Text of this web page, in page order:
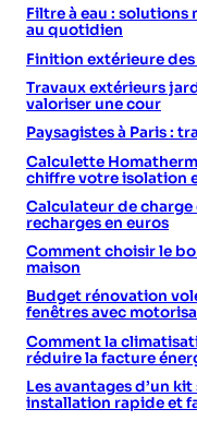
Filtre à eau : solutions
au quotidien
Finition extérieure
Travaux extérieurs
valoriser une cour
Paysagistes à Paris :
Calculette
chiffre votre isolation
Calculateur de
recharges en euros
Comment choisir le
maison
Budget rénovation
fenêtres avec
Comment la
réduire la facture
Les avantages d’un
installation rapide et